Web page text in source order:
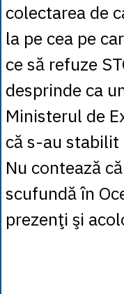
colectarea de
la pe cea pe
ce să refuze
desprinde ca
Ministerul de
că s-au
Nu contează
scufundă în
prezenţi şi